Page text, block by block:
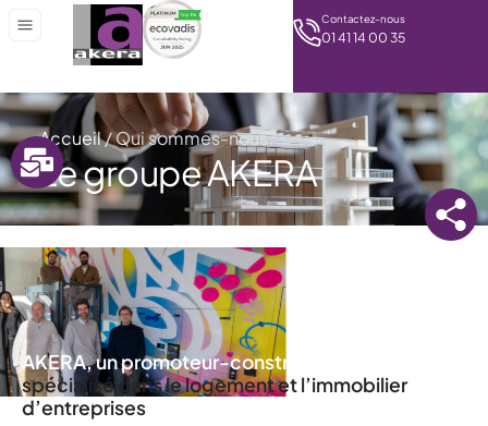
Contactez-nous
01 41 14 00 35
Accueil/Qui sommes-nous?
Le groupe AKERA
AKERA, un promoteur-constructeur
spécialisé dans le logement et l’immobilier
d’entreprises